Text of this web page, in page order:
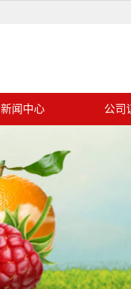
新闻中心 公司